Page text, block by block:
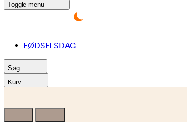
Toggle menu
FØDSELSDAG
Søg
Kurv